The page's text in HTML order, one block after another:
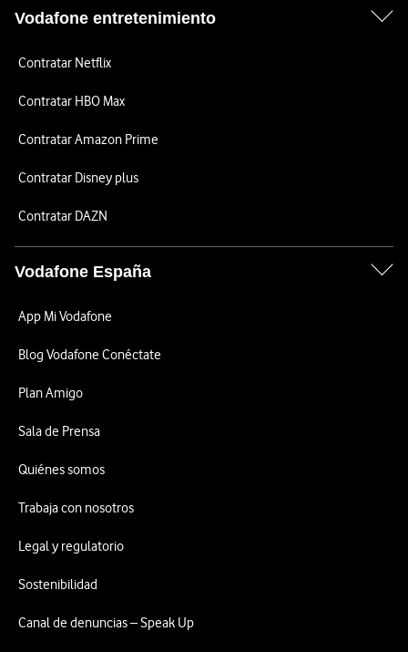
Vodafone entretenimiento
Contratar Netflix
Contratar HBO Max
Contratar Amazon Prime
Contratar Disney plus
Contratar DAZN
Vodafone España
App Mi Vodafone
Blog Vodafone Conéctate
Plan Amigo
Sala de Prensa
Quiénes somos
Trabaja con nosotros
Legal y regulatorio
Sostenibilidad
Canal de denuncias – Speak Up